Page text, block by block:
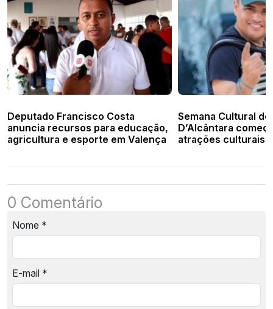
Deputado Francisco Costa
anuncia recursos para educação,
agricultura e esporte em Valença
Semana Cultural
D’Alcântara
atrações culturais,
0 Comentário
Nome *
E-mail *